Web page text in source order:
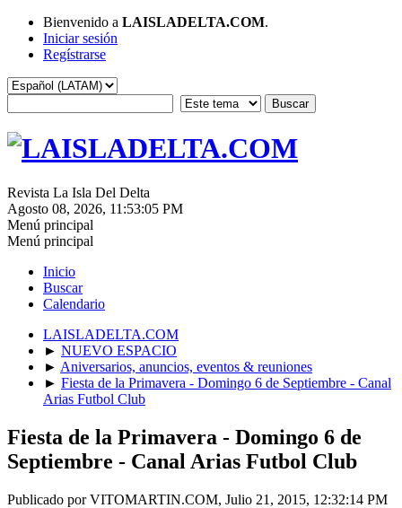
Bienvenido a LAISLADELTA.COM.
Iniciar sesión
Regístrarse
Revista La Isla Del Delta
Agosto 08, 2026, 11:53:05 PM
Menú principal
Menú principal
Inicio
Buscar
Calendario
LAISLADELTA.COM
► NUEVO ESPACIO
► Aniversarios, anuncios, eventos & reuniones
► Fiesta de la Primavera - Domingo 6 de Septiembre - Canal
Arias Futbol Club
Fiesta de la Primavera - Domingo 6 de
Septiembre - Canal Arias Futbol Club
Publicado por VITOMARTIN.COM, Julio 21, 2015, 12:32:14 PM